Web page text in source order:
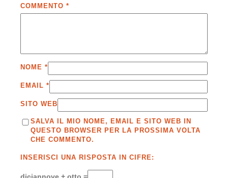
COMMENTO *
NOME *
EMAIL *
SITO WEB
SALVA IL MIO NOME, EMAIL E SITO WEB IN
QUESTO BROWSER PER LA PROSSIMA VOLTA
CHE COMMENTO.
INSERISCI UNA RISPOSTA IN CIFRE: